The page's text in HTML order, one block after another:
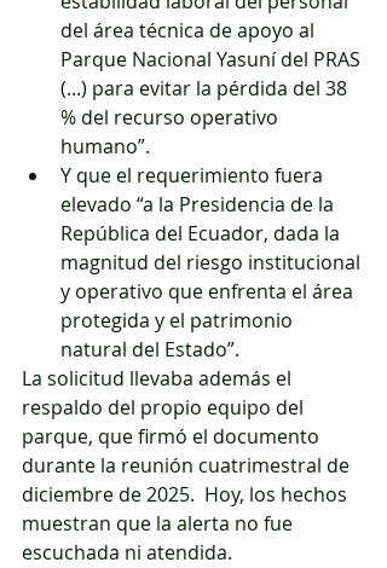
del área técnica de apoyo al
Parque Nacional Yasuní del PRAS
(...) para evitar la pérdida del 38
% del recurso operativo
humano”.
Y que el requerimiento fuera
elevado “a la Presidencia de la
República del Ecuador, dada la
magnitud del riesgo institucional
y operativo que enfrenta el área
protegida y el patrimonio
natural del Estado”.
La solicitud llevaba además el
respaldo del propio equipo del
parque, que firmó el documento
durante la reunión cuatrimestral de
diciembre de 2025.  Hoy, los hechos
muestran que la alerta no fue
escuchada ni atendida.